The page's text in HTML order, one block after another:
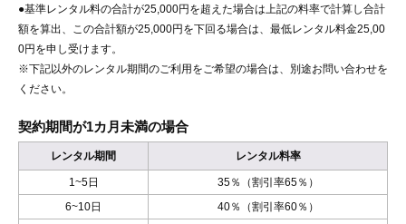
●基準レンタル料の合計が25,000円を超えた場合は上記の料率で計算し合計
額を算出、この合計額が25,000円を下回る場合は、最低レンタル料金25,00
0円を申し受けます。
※下記以外のレンタル期間のご利用をご希望の場合は、別途お問い合わせを
ください。
契約期間が1カ月未満の場合
レンタル期間 レンタル料率
1~5日
35％（割引率65％）
6~10日
40％（割引率60％）